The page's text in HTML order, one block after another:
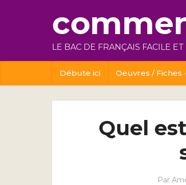
LE BAC DE FRANÇAIS FACILE ET
Débute ici Oeuvres / Fiches
Quel
Par